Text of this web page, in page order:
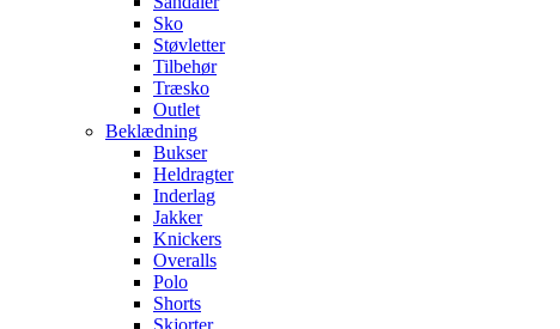
Sko
Støvletter
Tilbehør
Træsko
Outlet
Beklædning
Bukser
Heldragter
Inderlag
Jakker
Knickers
Overalls
Polo
Shorts
Skjorter